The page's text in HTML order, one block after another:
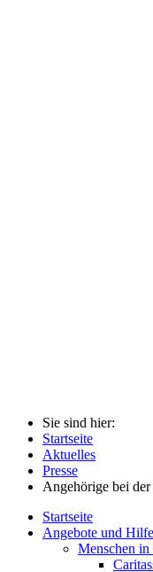
Sie sind hier:
Startseite
Aktuelles
Presse
Angehörige bei
Startseite
Angebote und
Menschen in